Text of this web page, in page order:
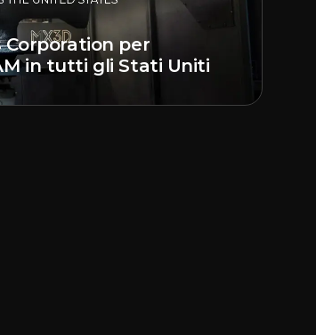
Corporation per
in tutti gli Stati Uniti